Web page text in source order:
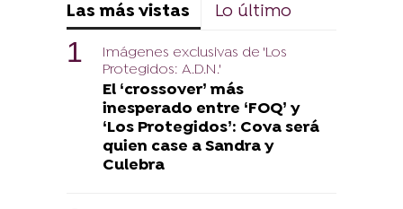
Las más vistas Lo último
Imágenes exclusivas de 'Los
Protegidos: A.D.N.'
El ‘crossover’ más
inesperado entre ‘FOQ’ y
‘Los Protegidos’: Cova será
quien case a Sandra y
Culebra